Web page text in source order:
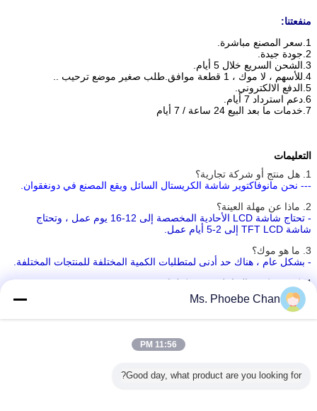
منفعتنا:
1.سعر المصنع مباشرة.
2.جودة جيدة.
3.الشحن السريع خلال 5 أيام.
4.للأسهم ، لا موك ، 1 قطعة موافق.طلب صغير موضع ترحيب ..
5.الدفع الالكتروني.
6.دعم استرداد 7 أيام.
7.خدمات ما بعد البيع 24 ساعة / 7 أيام
التعليمات
1. هل منتج أو شركة تجارية؟
--- نحن مانوفاكتوير شاشة الكريستال السائل ويقع المصنع في دونغقوان.
2. ماذا عن مهلة العينة؟
- تحتاج شاشة LCD الأحادية المخصصة إلى 12-16 يوم عمل ، وتحتاج
شاشة TFT LCD إلى 2-5 أيام عمل.
3. ما هو موك؟
- بشكل عام ، هناك حد أدنى لمتطلبات الكمية المختلفة للمنتجات المختلفة.
4. كيف يمكنني التعامل مع شركتك؟
- التجارة عبر الإنترنت متاحة.نرغب في التجارة عبر الإنترنت ، وهناك رسوم
تسليم منخفضة ويمكن أن تحمي الدفع.
- نعم ، نحن نقدم ضمان لمدة 12 شهرًا لمنتجاتنا.لا يغطي الضمان الأضرار
الناتجة عن سوء الاستخدام وسوء المعاملة والتعديلات والإصلاحات غير
Ms. Phoebe Chan
11:56 PM
Good day, what product are you looking for?